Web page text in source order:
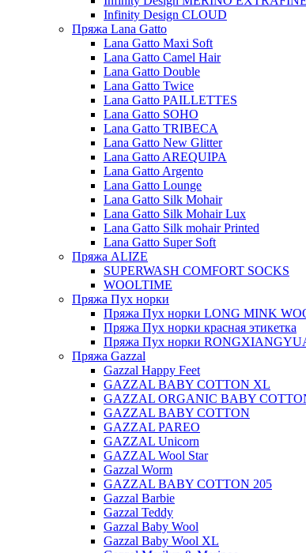
Infinity Design CLOUD
Пряжа Lana Gatto
Lana Gatto Maxi Soft
Lana Gatto Camel Hair
Lana Gatto Double
Lana Gatto Twice
Lana Gatto PAILLETTES
Lana Gatto SOHO
Lana Gatto TRIBECA
Lana Gatto New Glitter
Lana Gatto AREQUIPA
Lana Gatto Argento
Lana Gatto Lounge
Lana Gatto Silk Mohair
Lana Gatto Silk Mohair Lux
Lana Gatto Silk mohair Printed
Lana Gatto Super Soft
Пряжа ALIZE
SUPERWASH COMFORT SOCKS
WOOLTIME
Пряжа Пух норки
Пряжа Пух норки LONG MINK
Пряжа Пух норки красная этикетка
Пряжа Пух норки
Пряжа Gazzal
Gazzal Happy Feet
GAZZAL BABY COTTON XL
GAZZAL ORGANIC BABY
GAZZAL BABY COTTON
GAZZAL PAREO
GAZZAL Unicorn
GAZZAL Wool Star
Gazzal Worm
GAZZAL BABY COTTON 205
Gazzal Barbie
Gazzal Teddy
Gazzal Baby Wool
Gazzal Baby Wool XL